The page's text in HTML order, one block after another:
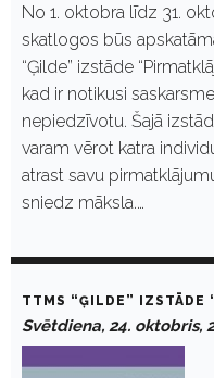
No 1. oktobra līdz 31.
skatlogos būs
“Ģilde” izstāde
kad ir notikusi
nepiedzīvotu. Šajā
varam vērot katra
atrast savu
sniedz māksla.…
TTMS “ĢILDE” IZSTĀDE
Svētdiena, 24. oktobris,